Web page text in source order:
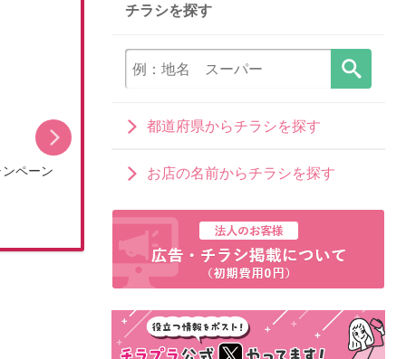
ペーン 8月のDCMブランドイチオシ商品
チラシを探す
都道府県からチラシを探す
お店の名前からチラシを探す